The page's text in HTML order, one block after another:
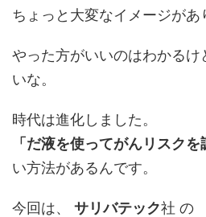
ちょっと大変なイメージがあ
やった方がいいのはわかるけ
いな。
時代は進化しました。
「だ液を使ってがんリスクを
い方法があるんです。
今回は、 サリバテック社 の